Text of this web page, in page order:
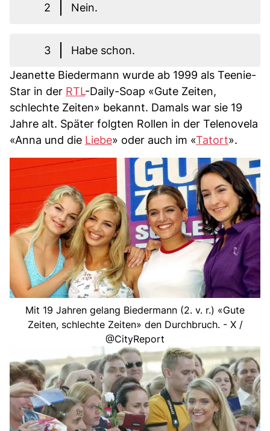
2 Nein.
3
Habe schon.
Jeanette Biedermann wurde ab 1999 als Teenie-
Star in der RTL-Daily-Soap «Gute Zeiten,
schlechte Zeiten» bekannt. Damals war sie 19
Jahre alt. Später folgten Rollen in der Telenovela
«Anna und die Liebe» oder auch im «Tatort».
Mit 19 Jahren gelang Biedermann (2. v. r.) «Gute
Zeiten, schlechte Zeiten» den Durchbruch. - X /
@CityReport